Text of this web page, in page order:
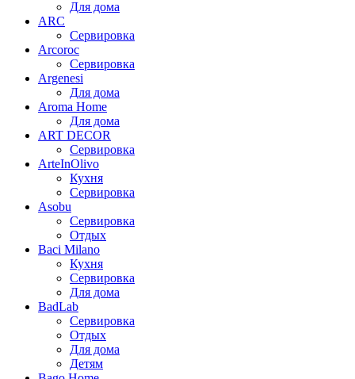
Для дома
ARC
Сервировка
Arcoroc
Сервировка
Argenesi
Для дома
Aroma Home
Для дома
ART DECOR
Сервировка
ArteInOlivo
Кухня
Сервировка
Asobu
Сервировка
Отдых
Baci Milano
Кухня
Сервировка
Для дома
BadLab
Сервировка
Отдых
Для дома
Детям